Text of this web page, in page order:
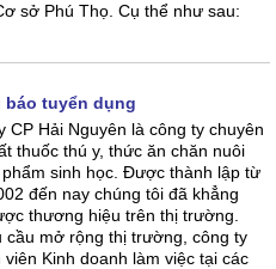
sở Phú Thọ. Cụ thể như sau:
báo tuyển dụng
CP Hải Nguyên là công ty chuyên
thuốc thú y, thức ăn chăn nuôi
sinh học. Được thành lập từ
đến nay chúng tôi đã khẳng
thương hiệu trên thị trường.
cầu mở rộng thị trường, công ty
Kinh doanh làm việc tại các